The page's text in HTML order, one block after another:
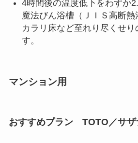
4時間後の温度低下をわずか
魔法びん浴槽（ＪＩＳ高断熱
カラリ床など至れり尽くせ
す。
マンション用
おすすめプラン TOTO／サザ